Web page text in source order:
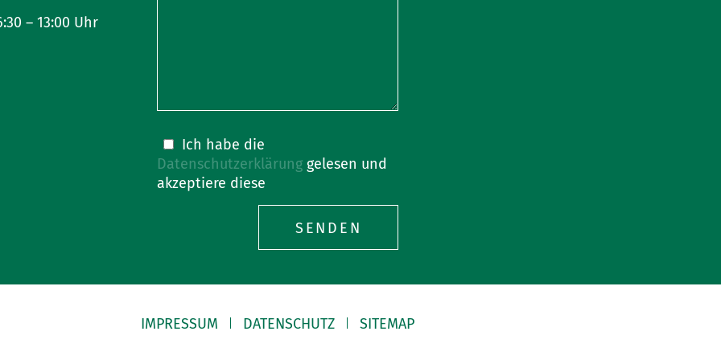
– 13:00 Uhr
Bitte
lasse
dieses
Feld
Ich habe die
Datenschutzerklärunggelesen und
akzeptiere diese
IMPRESSUM DATENSCHUTZ SITEMAP